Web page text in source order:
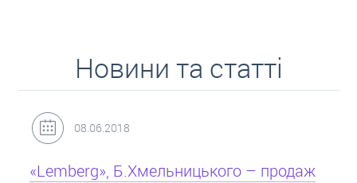
Новини та статті
31.05.2018
Кредит під заставу нерухомості: іпотека